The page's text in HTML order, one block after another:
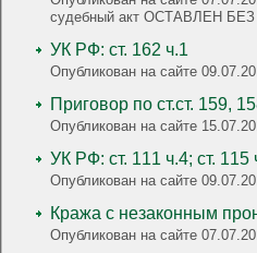
судебный акт ОСТАВЛЕН
УК РФ: ст. 162 ч.1
Опубликован на сайте
Приговор по ст.ст. 159,
Опубликован на сайте
УК РФ: ст. 111 ч.4; ст. 115
Опубликован на сайте
Кража с незаконным
Опубликован на сайте